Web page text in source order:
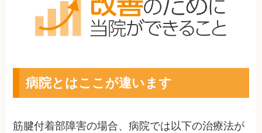
病院とはここが違います
筋腱付着部障害の場合、病院では以下の治療法が